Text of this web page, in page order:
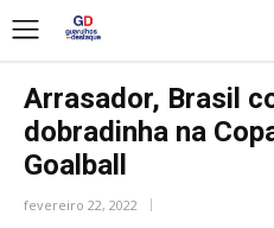
Arrasador, Brasil
dobradinha na
Goalball
fevereiro 22, 2022